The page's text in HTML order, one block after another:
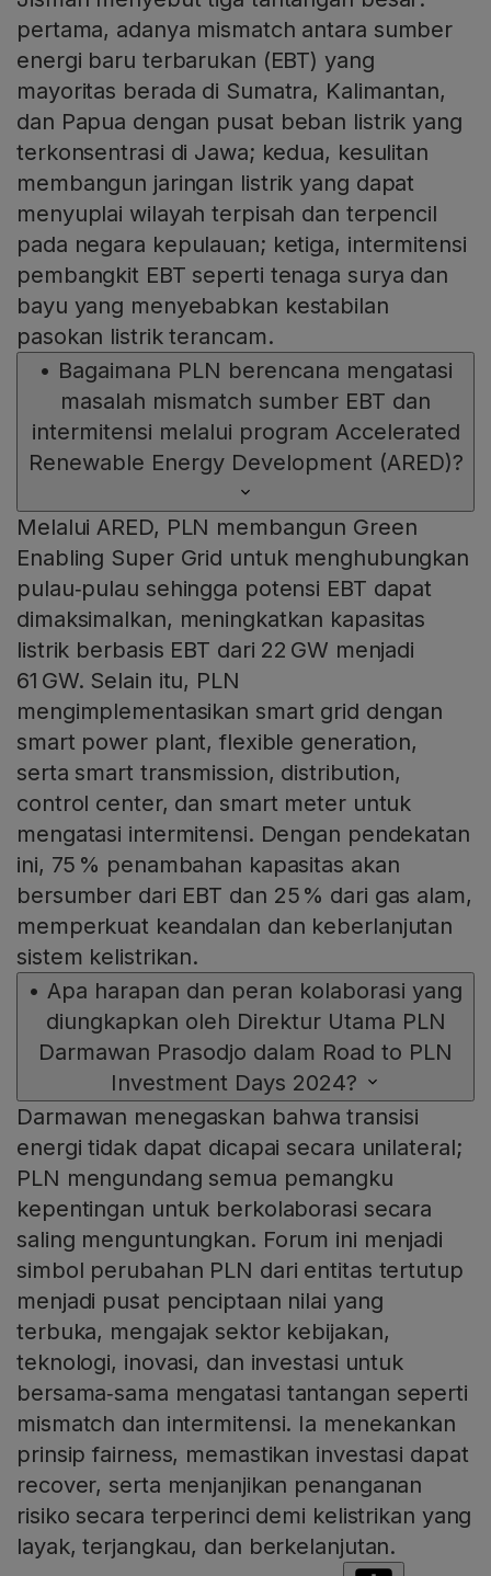
pertama, adanya mismatch antara sumber
energi baru terbarukan (EBT) yang
mayoritas berada di Sumatra, Kalimantan,
dan Papua dengan pusat beban listrik yang
terkonsentrasi di Jawa; kedua, kesulitan
membangun jaringan listrik yang dapat
menyuplai wilayah terpisah dan terpencil
pada negara kepulauan; ketiga, intermitensi
pembangkit EBT seperti tenaga surya dan
bayu yang menyebabkan kestabilan
pasokan listrik terancam.
• Bagaimana PLN berencana mengatasi
masalah mismatch sumber EBT dan
intermitensi melalui program Accelerated
Renewable Energy Development (ARED)?
Melalui ARED, PLN membangun Green
Enabling Super Grid untuk menghubungkan
pulau‑pulau sehingga potensi EBT dapat
dimaksimalkan, meningkatkan kapasitas
listrik berbasis EBT dari 22 GW menjadi
61 GW. Selain itu, PLN
mengimplementasikan smart grid dengan
smart power plant, flexible generation,
serta smart transmission, distribution,
control center, dan smart meter untuk
mengatasi intermitensi. Dengan pendekatan
ini, 75 % penambahan kapasitas akan
bersumber dari EBT dan 25 % dari gas alam,
memperkuat keandalan dan keberlanjutan
sistem kelistrikan.
• Apa harapan dan peran kolaborasi yang
diungkapkan oleh Direktur Utama PLN
Darmawan Prasodjo dalam Road to PLN
Investment Days 2024?
Darmawan menegaskan bahwa transisi
energi tidak dapat dicapai secara unilateral;
PLN mengundang semua pemangku
kepentingan untuk berkolaborasi secara
saling menguntungkan. Forum ini menjadi
simbol perubahan PLN dari entitas tertutup
menjadi pusat penciptaan nilai yang
terbuka, mengajak sektor kebijakan,
teknologi, inovasi, dan investasi untuk
bersama‑sama mengatasi tantangan seperti
mismatch dan intermitensi. Ia menekankan
prinsip fairness, memastikan investasi dapat
recover, serta menjanjikan penanganan
risiko secara terperinci demi kelistrikan yang
layak, terjangkau, dan berkelanjutan.